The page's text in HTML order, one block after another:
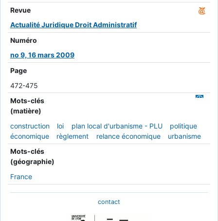
Revue
Actualité Juridique Droit Administratif
Numéro
no 9, 16 mars 2009
Page
472-475
Mots-clés
(matière)
construction
loi plan local d'urbanisme - PLU
politique
économique
règlement relance économique
urbanisme
Mots-clés
(géographie)
France
contact